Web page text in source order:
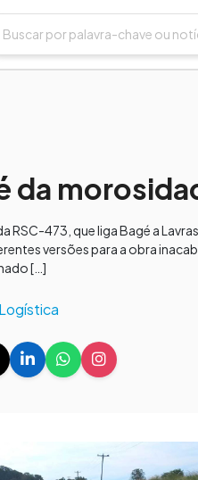
da
473, que liga Bagé a
versões para a obra
[…]
Logística